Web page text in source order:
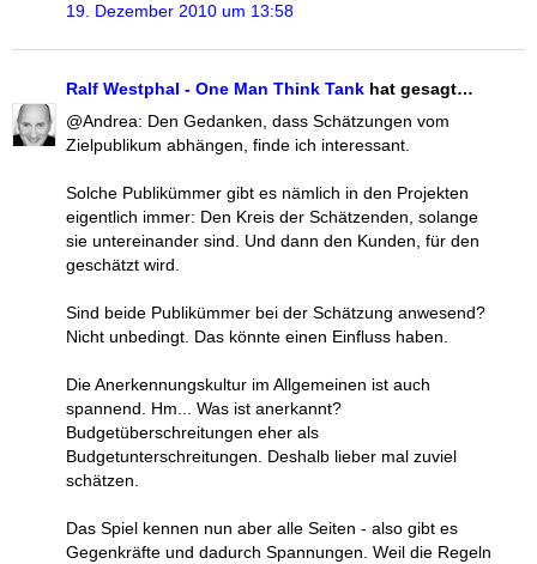
19. Dezember 2010 um 13:58
Ralf Westphal - One Man Think Tank hat gesagt…
@Andrea: Den Gedanken, dass Schätzungen vom
Zielpublikum abhängen, finde ich interessant.
Solche Publikümmer gibt es nämlich in den Projekten
eigentlich immer: Den Kreis der Schätzenden, solange
sie untereinander sind. Und dann den Kunden, für den
geschätzt wird.
Sind beide Publikümmer bei der Schätzung anwesend?
Nicht unbedingt. Das könnte einen Einfluss haben.
Die Anerkennungskultur im Allgemeinen ist auch
spannend. Hm... Was ist anerkannt?
Budgetüberschreitungen eher als
Budgetunterschreitungen. Deshalb lieber mal zuviel
schätzen.
Das Spiel kennen nun aber alle Seiten - also gibt es
Gegenkräfte und dadurch Spannungen. Weil die Regeln